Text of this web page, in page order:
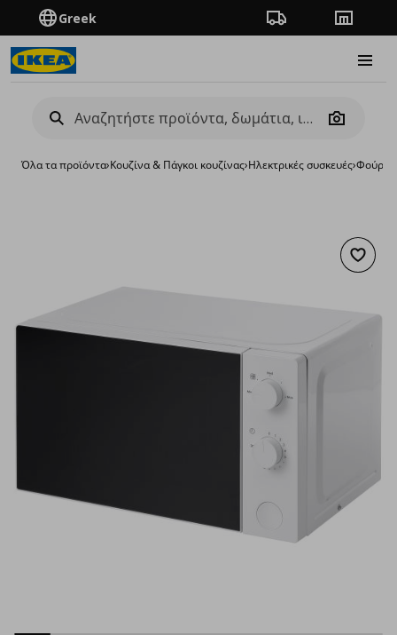
Greek Πορεία παραγγελίας
Camera
Όλα τα προϊόντα›Κουζίνα & Πάγκοι κουζίνας›Ηλεκτρικές συσκευές›